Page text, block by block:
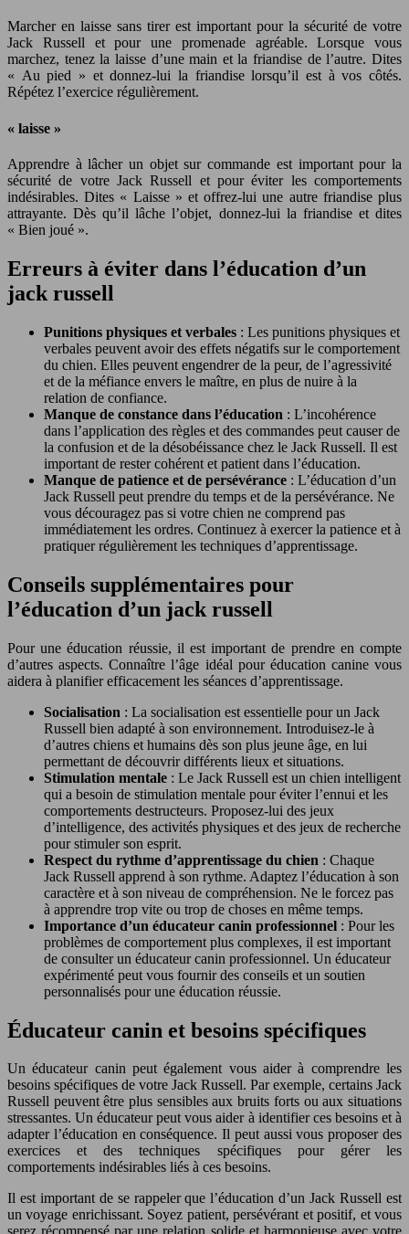
Marcher en laisse sans tirer est important pour la sécurité de votre
Jack Russell et pour une promenade agréable. Lorsque vous
marchez, tenez la laisse d’une main et la friandise de l’autre. Dites
« Au pied » et donnez-lui la friandise lorsqu’il est à vos côtés.
Répétez l’exercice régulièrement.
« laisse »
Apprendre à lâcher un objet sur commande est important pour la
sécurité de votre Jack Russell et pour éviter les comportements
indésirables. Dites « Laisse » et offrez-lui une autre friandise plus
attrayante. Dès qu’il lâche l’objet, donnez-lui la friandise et dites
« Bien joué ».
Erreurs à éviter dans l’éducation d’un
jack russell
Punitions physiques et verbales : Les punitions physiques et
verbales peuvent avoir des effets négatifs sur le comportement
du chien. Elles peuvent engendrer de la peur, de l’agressivité
et de la méfiance envers le maître, en plus de nuire à la
relation de confiance.
Manque de constance dans l’éducation : L’incohérence
dans l’application des règles et des commandes peut causer de
la confusion et de la désobéissance chez le Jack Russell. Il est
important de rester cohérent et patient dans l’éducation.
Manque de patience et de persévérance : L’éducation d’un
Jack Russell peut prendre du temps et de la persévérance. Ne
vous découragez pas si votre chien ne comprend pas
immédiatement les ordres. Continuez à exercer la patience et à
pratiquer régulièrement les techniques d’apprentissage.
Conseils supplémentaires pour
l’éducation d’un jack russell
Pour une éducation réussie, il est important de prendre en compte
d’autres aspects. Connaître l’âge idéal pour éducation canine vous
aidera à planifier efficacement les séances d’apprentissage.
Socialisation : La socialisation est essentielle pour un Jack
Russell bien adapté à son environnement. Introduisez-le à
d’autres chiens et humains dès son plus jeune âge, en lui
permettant de découvrir différents lieux et situations.
Stimulation mentale : Le Jack Russell est un chien intelligent
qui a besoin de stimulation mentale pour éviter l’ennui et les
comportements destructeurs. Proposez-lui des jeux
d’intelligence, des activités physiques et des jeux de recherche
pour stimuler son esprit.
Respect du rythme d’apprentissage du chien : Chaque
Jack Russell apprend à son rythme. Adaptez l’éducation à son
caractère et à son niveau de compréhension. Ne le forcez pas
à apprendre trop vite ou trop de choses en même temps.
Importance d’un éducateur canin professionnel : Pour les
problèmes de comportement plus complexes, il est important
de consulter un éducateur canin professionnel. Un éducateur
expérimenté peut vous fournir des conseils et un soutien
personnalisés pour une éducation réussie.
Éducateur canin et besoins spécifiques
Un éducateur canin peut également vous aider à comprendre les
besoins spécifiques de votre Jack Russell. Par exemple, certains Jack
Russell peuvent être plus sensibles aux bruits forts ou aux situations
stressantes. Un éducateur peut vous aider à identifier ces besoins et à
adapter l’éducation en conséquence. Il peut aussi vous proposer des
exercices et des techniques spécifiques pour gérer les
comportements indésirables liés à ces besoins.
Il est important de se rappeler que l’éducation d’un Jack Russell est
un voyage enrichissant. Soyez patient, persévérant et positif, et vous